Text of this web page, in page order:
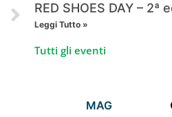
RED SHOES DAY – 2ª
Leggi Tutto »
Tutti gli eventi
MAG